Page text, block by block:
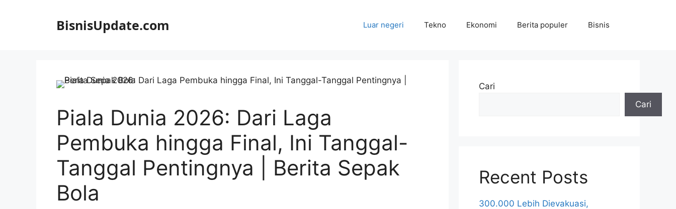
BisnisUpdate.com Luar negeri Tekno Ekonomi Berita populer Bisnis
Piala Dunia 2026: Dari Laga
Pembuka hingga Final, Ini Tanggal-
Tanggal Pentingnya | Berita Sepak
Bola
Cari
Cari
Recent Posts
300.000 Lebih Dievakuasi,